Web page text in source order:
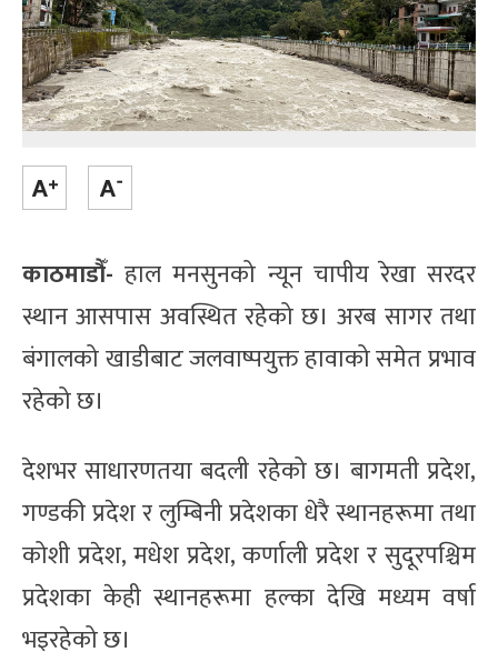
काठमाडौँ- हाल मनसुनको न्यून चापीय रेखा सरदर
स्थान आसपास अवस्थित रहेको छ। अरब सागर तथा
बंगालको खाडीबाट जलवाष्पयुक्त हावाको समेत प्रभाव
रहेको छ।
देशभर साधारणतया बदली रहेको छ। बागमती प्रदेश,
गण्डकी प्रदेश र लुम्बिनी प्रदेशका धेरै स्थानहरूमा तथा
कोशी प्रदेश, मधेश प्रदेश, कर्णाली प्रदेश र सुदूरपश्चिम
प्रदेशका केही स्थानहरूमा हल्का देखि मध्यम वर्षा
भइरहेको छ।